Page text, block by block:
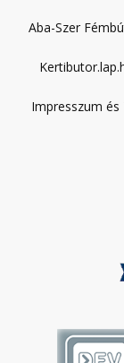
Aba-Szer
Impresszum